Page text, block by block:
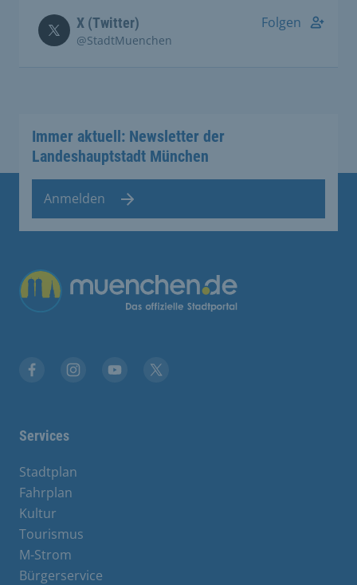
X (Twitter)
@StadtMuenchen
Folgen
Immer aktuell: Newsletter der
Landeshauptstadt München
Anmelden
Übergreifende Links
Services
Stadtplan
Fahrplan
Kultur
Tourismus
M-Strom
Bürgerservice